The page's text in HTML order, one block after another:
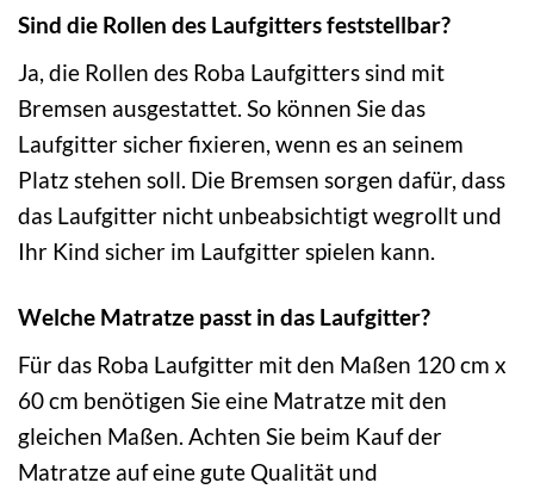
Sind die Rollen des Laufgitters feststellbar?
Ja, die Rollen des Roba Laufgitters sind mit
Bremsen ausgestattet. So können Sie das
Laufgitter sicher fixieren, wenn es an seinem
Platz stehen soll. Die Bremsen sorgen dafür, dass
das Laufgitter nicht unbeabsichtigt wegrollt und
Ihr Kind sicher im Laufgitter spielen kann.
Welche Matratze passt in das Laufgitter?
Für das Roba Laufgitter mit den Maßen 120 cm x
60 cm benötigen Sie eine Matratze mit den
gleichen Maßen. Achten Sie beim Kauf der
Matratze auf eine gute Qualität und